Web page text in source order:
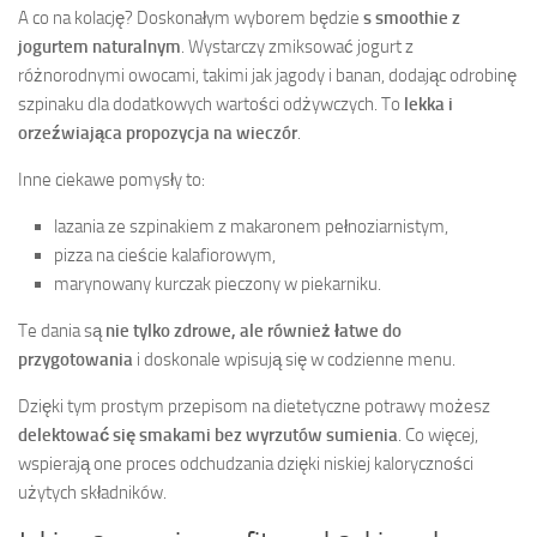
A co na kolację? Doskonałym wyborem będzie s smoothie z
jogurtem naturalnym. Wystarczy zmiksować jogurt z
różnorodnymi owocami, takimi jak jagody i banan, dodając odrobinę
szpinaku dla dodatkowych wartości odżywczych. To lekka i
orzeźwiająca propozycja na wieczór.
Inne ciekawe pomysły to:
lazania ze szpinakiem z makaronem pełnoziarnistym,
pizza na cieście kalafiorowym,
marynowany kurczak pieczony w piekarniku.
Te dania sąnie tylko zdrowe, ale również łatwe do
przygotowania i doskonale wpisują się w codzienne menu.
Dzięki tym prostym przepisom na dietetyczne potrawy możesz
delektować się smakami bez wyrzutów sumienia. Co więcej,
wspierają one proces odchudzania dzięki niskiej kaloryczności
użytych składników.